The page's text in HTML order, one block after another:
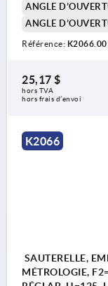
ANGLE
ANGLE
Référence:
25,17 $
hors TVA
hors frais d’envoi
K2066
SAUTERELLE,
MÉTROLOGIE,